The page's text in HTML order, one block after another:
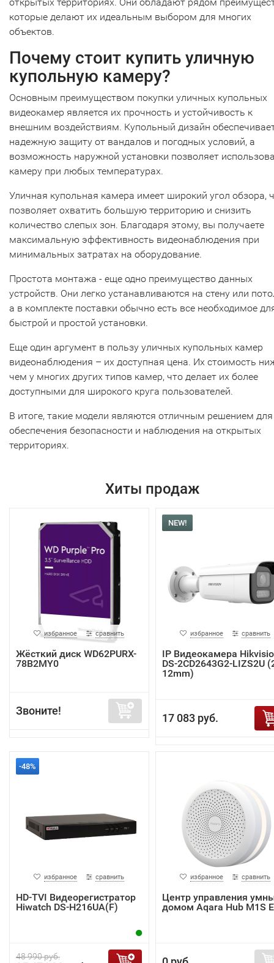
которые делают их идеальным выбором для многих
объектов.
Почему стоит купить уличную
купольную камеру?
Основным преимуществом покупки уличных купольных
видеокамер является их прочность и устойчивость к
внешним воздействиям. Купольный дизайн
надежную защиту от вандалов и погодных условий, а
возможность наружной установки позволяет
камеру при любых температурах.
Уличная купольная камера имеет широкий угол обзора,
позволяет охватить большую территорию и снизить
количество слепых зон. Благодаря этому, вы получаете
максимальную эффективность видеонаблюдения при
минимальных затратах на оборудование.
Простота монтажа - еще одно преимущество данных
устройств. Они легко устанавливаются на стену или
а в комплекте поставки обычно есть все необходимое
быстрой и простой установки.
Еще один аргумент в пользу уличных купольных камер
видеонаблюдения – их доступная цена. Их стоимость
чем у многих других типов камер, что делает их более
доступными для широкого круга пользователей.
В итоге, такие модели являются отличным решением для
обеспечения безопасности и наблюдения на открытых
территориях.
Хиты продаж
избранное сравнить
Жёсткий диск WD62PURX-
78B2MY0
Звоните!
NEW!
избранное сравнить
IP Видеокамера
DS-2CD2643G2-LIZS2U
12mm)
17 083 руб.
-48%
избранное сравнить
HD-TVI Видеорегистратор
Hiwatch DS-H216UA(F)
48 990 руб.
избранное сравнить
Центр управления
домом Aqara Hub M1S